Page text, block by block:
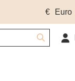
€ Euro